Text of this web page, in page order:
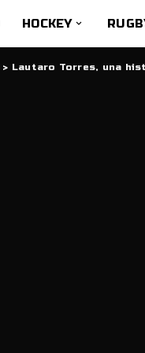
HOCKEY
> Lautaro Torres, una